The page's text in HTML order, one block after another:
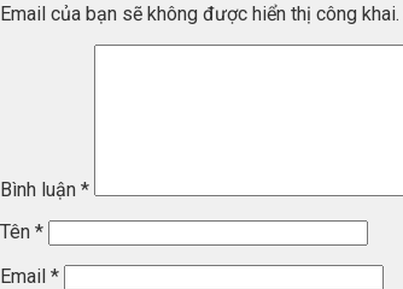
Email của bạn sẽ không được hiển thị công khai.
Bình luận *
Tên *
Email *